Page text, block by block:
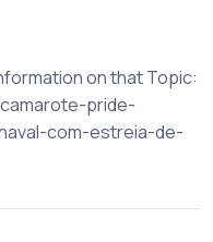
on that Topic:
pride-
com-estreia-de-